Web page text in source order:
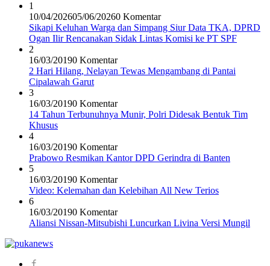
1
10/04/202605/06/20260 Komentar
Sikapi Keluhan Warga dan Simpang Siur Data TKA, DPRD
Ogan Ilir Rencanakan Sidak Lintas Komisi ke PT SPF
2
16/03/20190 Komentar
2 Hari Hilang, Nelayan Tewas Mengambang di Pantai
Cipalawah Garut
3
16/03/20190 Komentar
14 Tahun Terbunuhnya Munir, Polri Didesak Bentuk Tim
Khusus
4
16/03/20190 Komentar
Prabowo Resmikan Kantor DPD Gerindra di Banten
5
16/03/20190 Komentar
Video: Kelemahan dan Kelebihan All New Terios
6
16/03/20190 Komentar
Aliansi Nissan-Mitsubishi Luncurkan Livina Versi Mungil